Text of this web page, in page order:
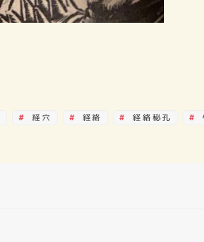
経穴 経絡 経絡秘孔